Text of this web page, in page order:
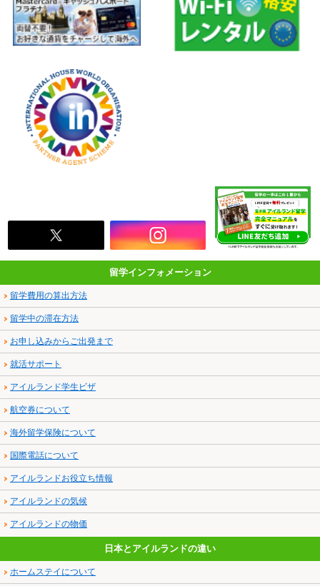
留学インフォメーション
留学費用の算出方法
留学中の滞在方法
お申し込みからご出発まで
就活サポート
アイルランド学生ビザ
航空券について
海外留学保険について
国際電話について
アイルランドお役立ち情報
アイルランドの気候
アイルランドの物価
日本とアイルランドの違い
ホームステイについて